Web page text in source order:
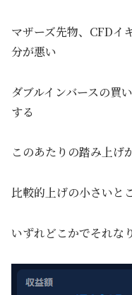
マザーズ先物、CFDイ
分が悪い
ダブルインバースの買
する
このあたりの踏み上げ
比較的上げの小さいと
いずれどこかでそれな